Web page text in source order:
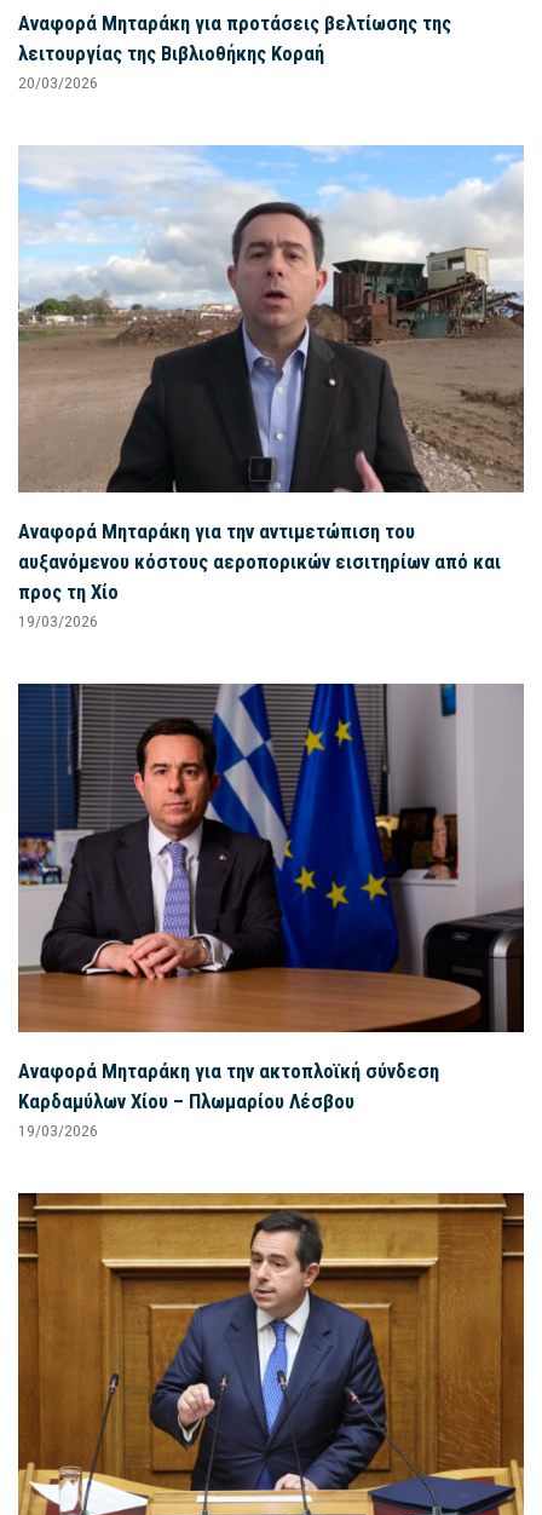
Αναφορά Μηταράκη για προτάσεις βελτίωσης της
λειτουργίας της Βιβλιοθήκης Κοραή
20/03/2026
Αναφορά Μηταράκη για την αντιμετώπιση του
αυξανόμενου κόστους αεροπορικών εισιτηρίων από και
προς τη Χίο
19/03/2026
Αναφορά Μηταράκη για την ακτοπλοϊκή σύνδεση
Καρδαμύλων Χίου – Πλωμαρίου Λέσβου
19/03/2026